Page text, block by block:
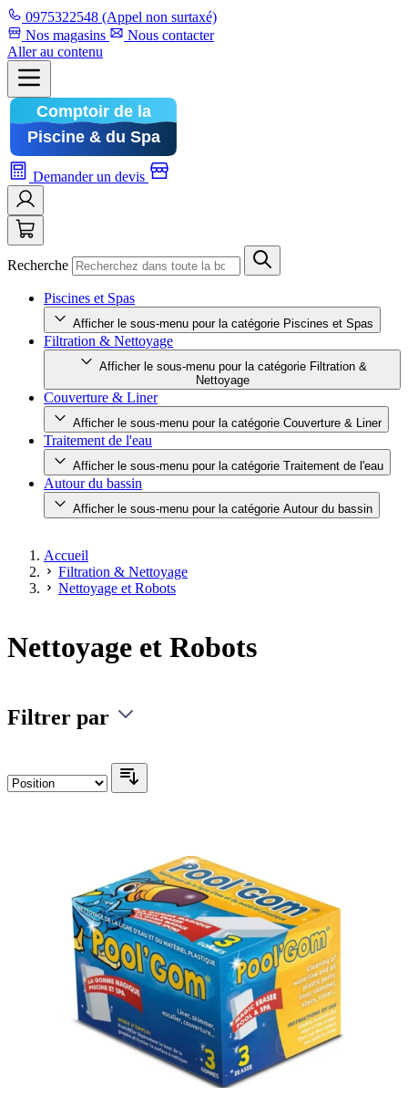
0975322548 (Appel non surtaxé)
Nos magasins
Nous contacter
Aller au contenu
Demander un devis
Recherche
Piscines et Spas
Afficher le sous-menu pour la catégorie Piscines et Spas
Filtration & Nettoyage
Afficher le sous-menu pour la catégorie Filtration &
Nettoyage
Couverture & Liner
Afficher le sous-menu pour la catégorie Couverture & Liner
Traitement de l'eau
Afficher le sous-menu pour la catégorie Traitement de l'eau
Autour du bassin
Afficher le sous-menu pour la catégorie Autour du bassin
Accueil
Filtration & Nettoyage
Nettoyage et Robots
Nettoyage et Robots
Filtrer par